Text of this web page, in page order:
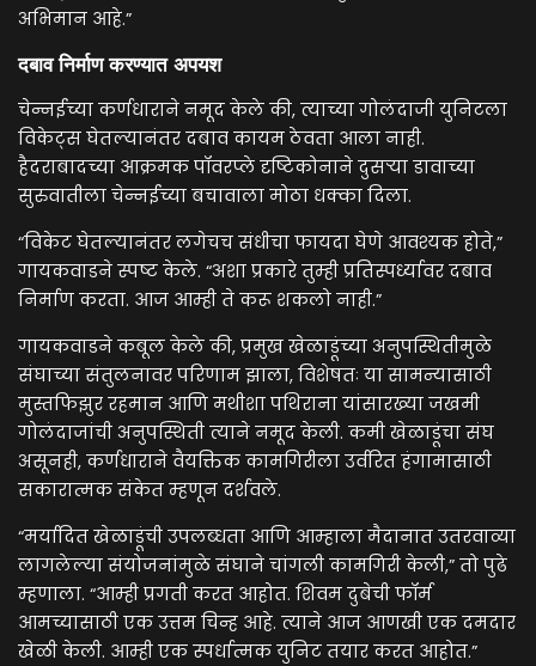
अभिमान आहे.”
दबाव निर्माण करण्यात अपयश
चेन्नईच्या कर्णधाराने नमूद केले की, त्याच्या गोलंदाजी युनिटला
विकेट्स घेतल्यानंतर दबाव कायम ठेवता आला नाही.
हैदराबादच्या आक्रमक पॉवरप्ले दृष्टिकोनाने दुसऱ्या डावाच्या
सुरुवातीला चेन्नईच्या बचावाला मोठा धक्का दिला.
“विकेट घेतल्यानंतर लगेचच संधीचा फायदा घेणे आवश्यक होते,”
गायकवाडने स्पष्ट केले. “अशा प्रकारे तुम्ही प्रतिस्पर्ध्यावर दबाव
निर्माण करता. आज आम्ही ते करू शकलो नाही.”
गायकवाडने कबूल केले की, प्रमुख खेळाडूंच्या अनुपस्थितीमुळे
संघाच्या संतुलनावर परिणाम झाला, विशेषतः या सामन्यासाठी
मुस्तफिझुर रहमान आणि मथीशा पथिराना यांसारख्या जखमी
गोलंदाजांची अनुपस्थिती त्याने नमूद केली. कमी खेळाडूंचा संघ
असूनही, कर्णधाराने वैयक्तिक कामगिरीला उर्वरित हंगामासाठी
सकारात्मक संकेत म्हणून दर्शवले.
“मर्यादित खेळाडूंची उपलब्धता आणि आम्हाला मैदानात उतरवाव्या
लागलेल्या संयोजनांमुळे संघाने चांगली कामगिरी केली,” तो पुढे
म्हणाला. “आम्ही प्रगती करत आहोत. शिवम दुबेची फॉर्म
आमच्यासाठी एक उत्तम चिन्ह आहे. त्याने आज आणखी एक दमदार
खेळी केली. आम्ही एक स्पर्धात्मक युनिट तयार करत आहोत.”